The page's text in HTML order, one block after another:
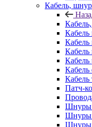
Кабель,
Кабель
Кабель
Кабель
Кабель
Патч-
Шнуры
Шнуры
Шнуры